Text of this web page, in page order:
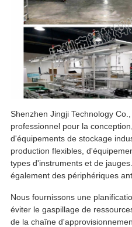
Shenzhen Jingji Technology
professionnel pour la
d'équipements de stockage
production flexibles,
types d'instruments et de
également des périphériques
Nous fournissons une
éviter le gaspillage de
de la chaîne